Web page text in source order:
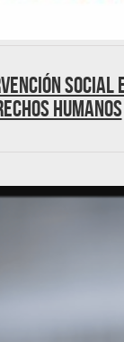
social
humanos